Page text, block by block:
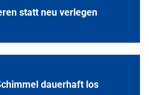
statt neu verlegen
dauerhaft los